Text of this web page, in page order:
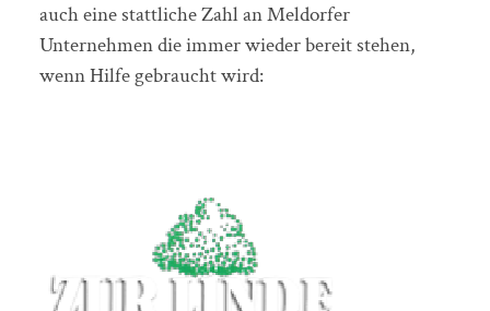
auch eine stattliche Zahl an Meldorfer
Unternehmen die immer wieder bereit stehen,
wenn Hilfe gebraucht wird: